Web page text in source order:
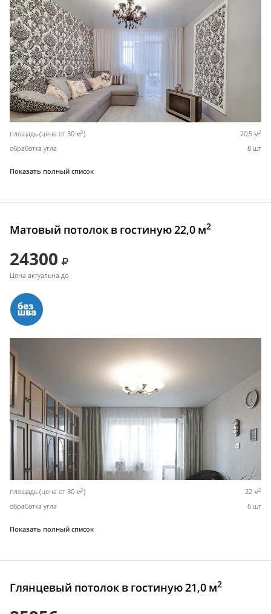
площадь (цена от 30 м2) 20,5 м2
обработка угла 8 шт
Показать полный список
Матовый потолок в гостиную 22,0 м2
24300
Цена актуальна до
площадь (цена от 30 м2) 22 м2
обработка угла 6 шт
Показать полный список
Глянцевый потолок в гостиную 21,0 м2